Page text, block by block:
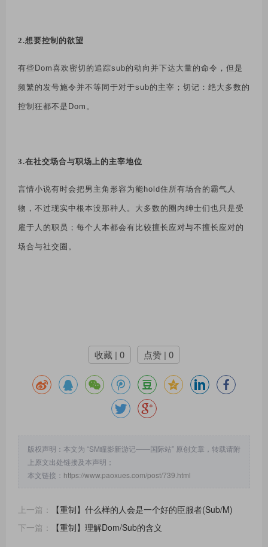
2.想要控制的欲望
有些 Dom喜欢密切的追踪sub的动向并下达大量的命令，但是
频繁的发号施令并不等同于对于sub的主宰；切记：绝大多数的
控制狂都不是 Dom 。
3.在社交场合与职场上的主宰地位
言情小说有时会把男主角形容为能 hold住所有场合的霸气人
物，不过现实中根本没那种人。大多数的圈内绅士们也只是受
雇于人的职员；每个人本都会有比较擅长应对与不擅长应对的
场合与社交圈。
收藏 | 0 点赞 | 0
版权声明：本文为 “SM瞳影新游记——国际站” 原创文章，转载请附
上原文出处链接及本声明；
本文链接： https://www.paoxues.com/post/739.html
上一篇：
【重制】什么样的人会是一个好的臣服者(Sub/M)
下一篇：
【重制】理解Dom/Sub的含义